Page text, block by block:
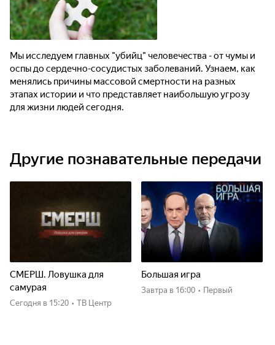
Мы исследуем главных "убийц" человечества - от чумы и
оспы до сердечно-сосудистых заболеваний. Узнаем, как
менялись причины массовой смертности на разных
этапах истории и что представляет наибольшую угрозу
для жизни людей сегодня.
Другие познавательные передачи
СМЕРШ. Ловушка для
самурая
Сегодня в 15:20 • ТВ Центр
Большая игра
Завтра в 16:00 • Первый